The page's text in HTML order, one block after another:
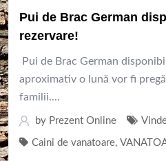
Pui de Brac German
rezervare!
Pui de Brac German
aproximativ o lună vor fi
familii....
by Prezent Online
Caini de vanatoare,